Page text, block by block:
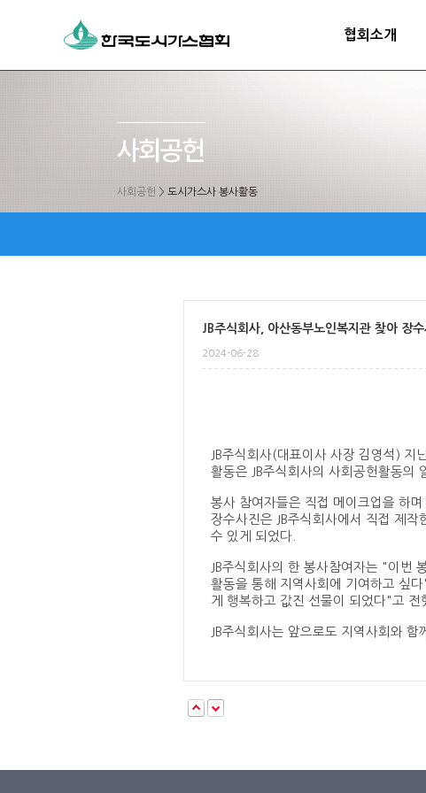
협회소개
사회공헌 > 도시가스사 봉사활동
JB주식회사, 아산동부노인복지관 찾아 장
2024-06-28
JB주식회사(대표이사 사장 김영석) 지
활동은 JB주식회사의 사회공헌활동의
봉사 참여자들은 직접 메이크업을 하
장수사진은 JB주식회사에서 직접 제
수 있게 되었다.
JB주식회사의 한 봉사참여자는 "이번
활동을 통해 지역사회에 기여하고 싶
게 행복하고 값진 선물이 되었다"고 전
JB주식회사는 앞으로도 지역사회와